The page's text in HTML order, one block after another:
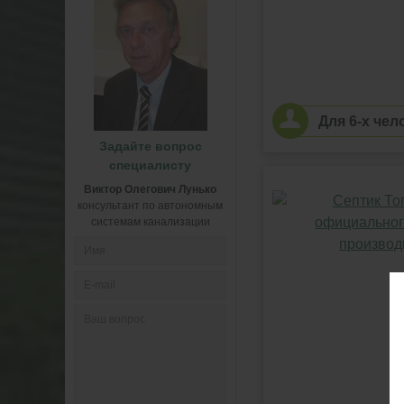
Задайте вопрос
специалисту
Виктор Олегович Лунько
консультант по автономным
системам канализации
Для 6-х